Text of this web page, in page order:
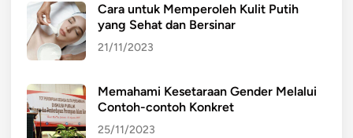
Cara untuk Memperoleh Kulit Putih
yang Sehat dan Bersinar
21/11/2023
Memahami Kesetaraan Gender Melalui
Contoh-contoh Konkret
25/11/2023